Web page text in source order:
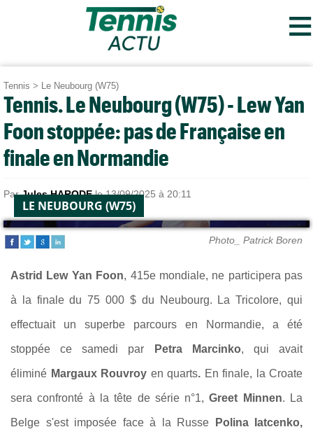
≡
Tennis > Le Neubourg (W75)
Tennis. Le Neubourg (W75) - Lew Yan
Foon stoppée: pas de Française en
finale en Normandie
ParJules HARODEle 13/09/2025 à 20:11
LE NEUBOURG (W75)
Photo_ Patrick Boren
Astrid Lew Yan Foon, 415e mondiale, ne participera pas
à la finale du 75 000 $ du Neubourg. La Tricolore, qui
effectuait un superbe parcours en Normandie, a été
stoppée ce samedi par Petra Marcinko, qui avait
éliminé Margaux Rouvroy en quarts. En finale, la Croate
sera confronté à la tête de série n°1,Greet Minnen. La
Belge s'est imposée face à la Russe Polina Iatcenko,